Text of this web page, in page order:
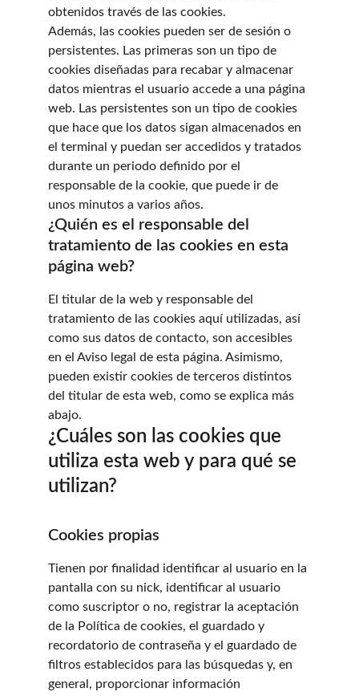
obtenidos través de las cookies.
Además, las cookies pueden ser de sesión o
persistentes. Las primeras son un tipo de
cookies diseñadas para recabar y almacenar
datos mientras el usuario accede a una página
web. Las persistentes son un tipo de cookies
que hace que los datos sigan almacenados en
el terminal y puedan ser accedidos y tratados
durante un periodo definido por el
responsable de la cookie, que puede ir de
unos minutos a varios años.
¿Quién es el responsable del
tratamiento de las cookies en esta
página web?
El titular de la web y responsable del
tratamiento de las cookies aquí utilizadas, así
como sus datos de contacto, son accesibles
en el Aviso legal de esta página. Asimismo,
pueden existir cookies de terceros distintos
del titular de esta web, como se explica más
abajo.
¿Cuáles son las cookies que
utiliza esta web y para qué se
utilizan?
Cookies propias
Tienen por finalidad identificar al usuario en la
pantalla con su nick, identificar al usuario
como suscriptor o no, registrar la aceptación
de la Política de cookies, el guardado y
recordatorio de contraseña y el guardado de
filtros establecidos para las búsquedas y, en
general, proporcionar información